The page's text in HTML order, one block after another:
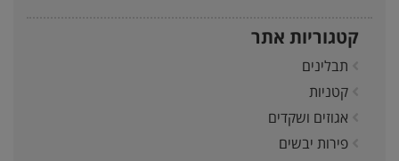
קטגוריות אתר
תבלינים
קטניות
אגוזים ושקדים
פירות יבשים